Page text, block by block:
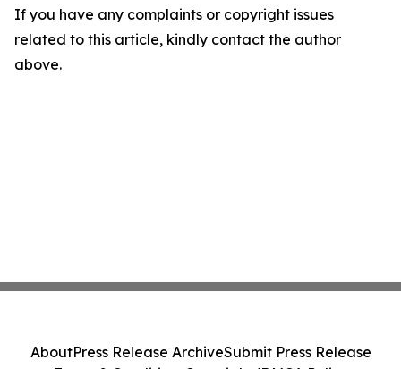
If you have any complaints or copyright issues
related to this article, kindly contact the author
above.
AboutPress Release ArchiveSubmit Press Release